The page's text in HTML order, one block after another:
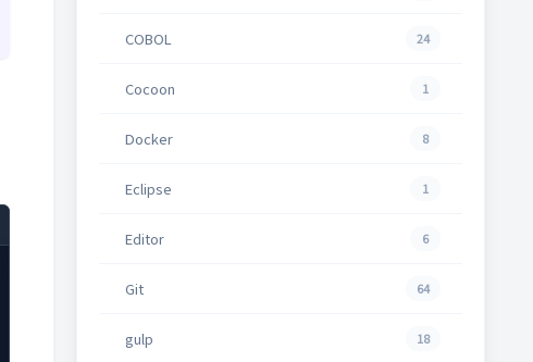
COBOL 24
Cocoon 1
Docker 8
Eclipse 1
Editor 6
Git 64
gulp 18